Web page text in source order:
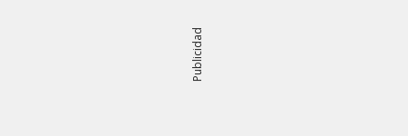
Publicidad